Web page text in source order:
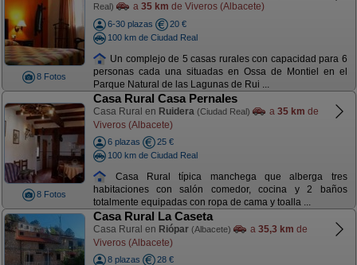
8 Fotos
Real)
a 35 km de Viveros (Albacete)
6-30 plazas
20 €
100 km de Ciudad Real
Un complejo de 5 casas rurales con capacidad para 6
personas cada una situadas en Ossa de Montiel en el
Parque Natural de las Lagunas de Rui ...
8 Fotos
Casa Rural Casa Pernales
Casa Rural en Ruidera (Ciudad Real) a 35 km de
Viveros (Albacete)
6 plazas
25 €
100 km de Ciudad Real
Casa Rural típica manchega que alberga tres
habitaciones con salón comedor, cocina y 2 baños
totalmente equipadas con ropa de cama y toalla ...
Casa Rural La Caseta
Casa Rural en Riópar (Albacete) a 35,3 km de
Viveros (Albacete)
8 plazas
28 €